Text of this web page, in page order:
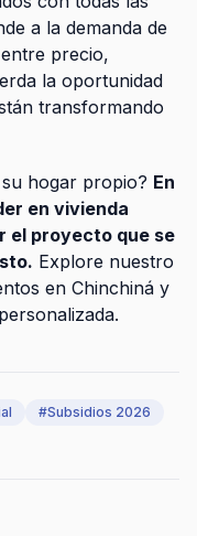
a la demanda de
precio,
la oportunidad
transformando
hogar propio? En
en vivienda
el proyecto que se
Explore nuestro
en Chinchiná y
#Subsidios 2026